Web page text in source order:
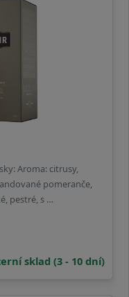
Aroma: citrusy,
pomeranče,
pestré, s …
sklad (3 - 10 dní)